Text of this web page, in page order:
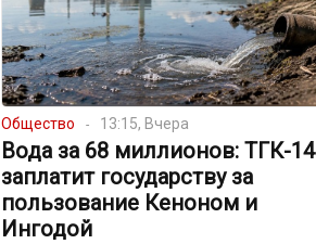
Общество 13:15, Вчера
Вода за 68 миллионов: ТГК-14
заплатит государству за
пользование Кеноном и
Ингодой